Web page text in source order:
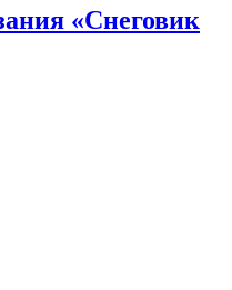
«Снеговик